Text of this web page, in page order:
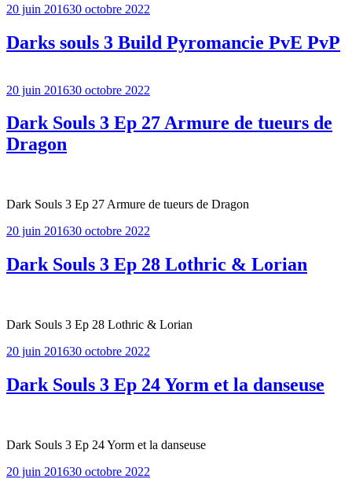
Publié
20 juin 201630 octobre 2022
Darks souls 3 Build Pyromancie PvE PvP
Publié
20 juin 201630 octobre 2022
Dark Souls 3 Ep 27 Armure de tueurs de
Dragon
Dark Souls 3 Ep 27 Armure de tueurs de Dragon
Publié
20 juin 201630 octobre 2022
Dark Souls 3 Ep 28 Lothric & Lorian
Dark Souls 3 Ep 28 Lothric & Lorian
Publié
20 juin 201630 octobre 2022
Dark Souls 3 Ep 24 Yorm et la danseuse
Dark Souls 3 Ep 24 Yorm et la danseuse
Publié
20 juin 201630 octobre 2022